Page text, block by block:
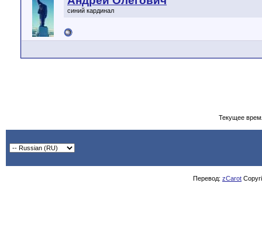
синий кардинал
Текущее
Перевод: zCarot